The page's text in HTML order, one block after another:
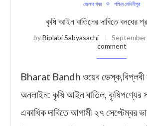
জেলার খবর পশ্চিম মেদিনীপুর
কৃষি আইন বাতিলের দাবিতে বনধের
byBiplabi Sabyasachi September
comment
Bharat Bandh ওয়েব ডেস্ক,বিপ্লবী
অনলাইন: কৃষি আইন বাতিল, কৃষিপণ্যের
একাধিক দাবিতে আগামী ২৭ সেপ্টেম্বর